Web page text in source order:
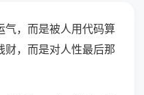
气，而是被人用代码算
财，而是对人性最后那